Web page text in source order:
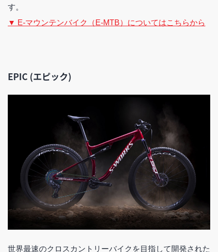
す。
▼ E-マウンテンバイク（E-MTB）についてはこちらから
EPIC (エピック)
世界最速のクロスカントリーバイクを目指して開発された